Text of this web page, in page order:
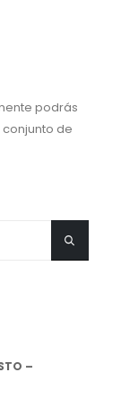
podrás
de
–